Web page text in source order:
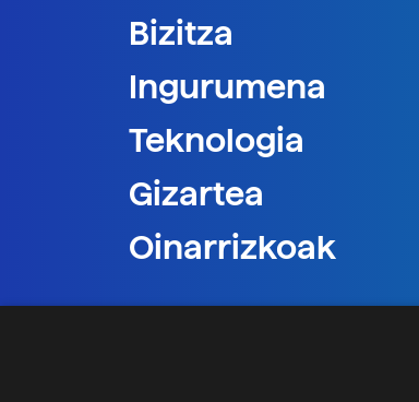
Bizitza
Ingurumena
Teknologia
Gizartea
Oinarrizkoak